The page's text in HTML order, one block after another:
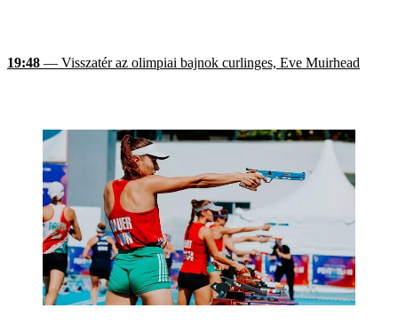
19:48 — Visszatér az olimpiai bajnok curlinges, Eve Muirhead